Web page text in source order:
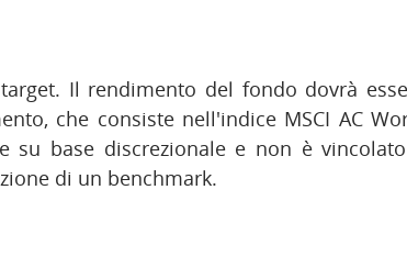
Il rendimento del fondo dovrà
che consiste nell'indice MSCI AC
su base discrezionale e non è
di un benchmark.